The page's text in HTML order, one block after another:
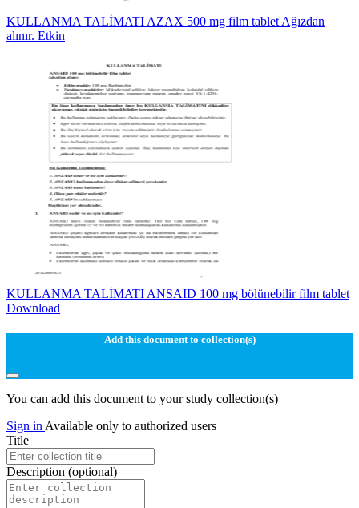
KULLANMA TALİMATI AZAX 500 mg film tablet Ağızdan
alınır. Etkin
KULLANMA TALİMATI ANSAID 100 mg bölünebilir film tablet
Download
Add this document to collection(s)
You can add this document to your study collection(s)
Sign in Available only to authorized users
Title
Description (optional)